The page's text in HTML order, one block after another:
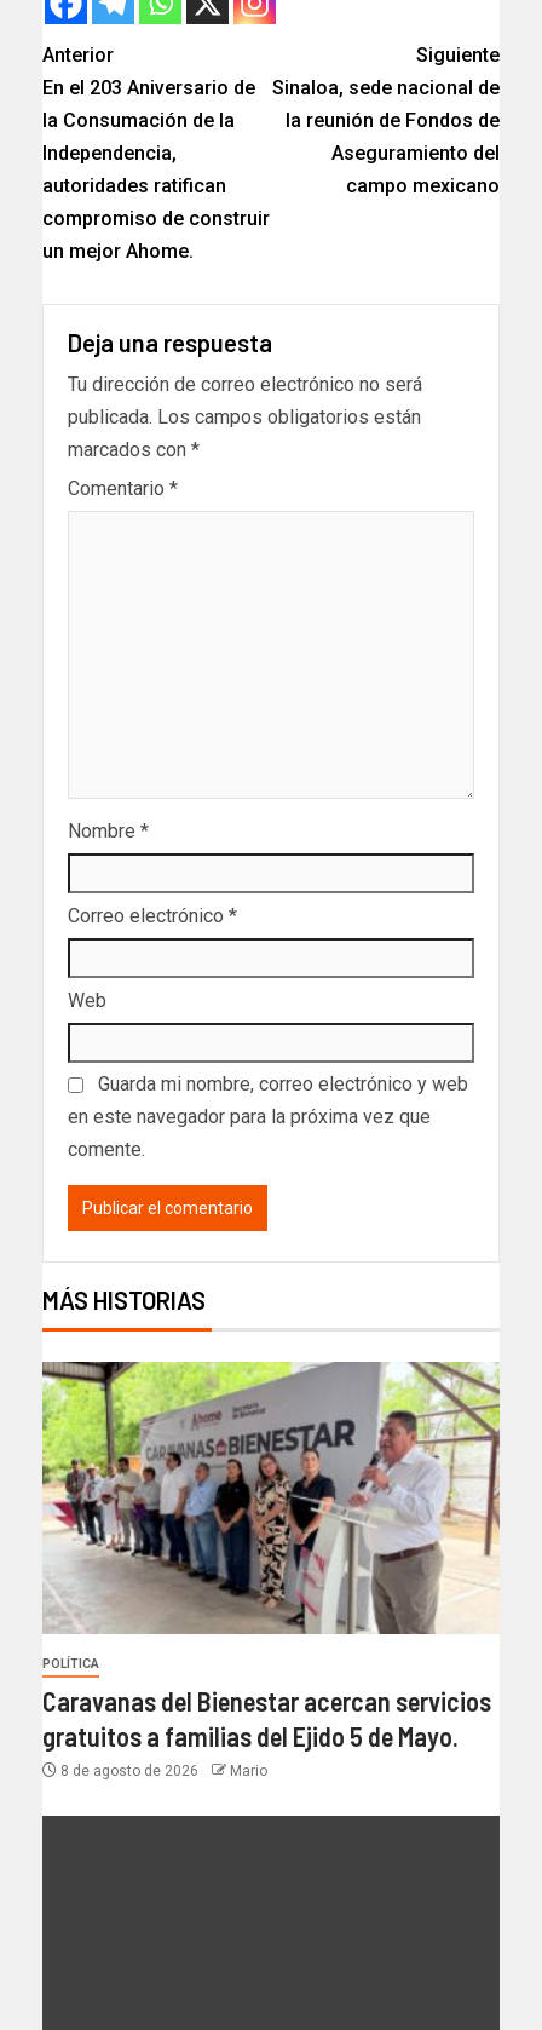
Anterior
En el 203 Aniversario de
la Consumación de la
Independencia,
autoridades ratifican
compromiso de construir
un mejor Ahome.
Siguiente
Sinaloa, sede nacional de
la reunión de Fondos de
Aseguramiento del
campo mexicano
Deja una respuesta
Tu dirección de correo electrónico no será
publicada. Los campos obligatorios están
marcados con *
Comentario *
Nombre *
Correo electrónico *
Web
Guarda mi nombre, correo electrónico y web
en este navegador para la próxima vez que
comente.
MÁS HISTORIAS
POLÍTICA
Caravanas del Bienestar acercan servicios
gratuitos a familias del Ejido 5 de Mayo.
8 de agosto de 2026 Mario